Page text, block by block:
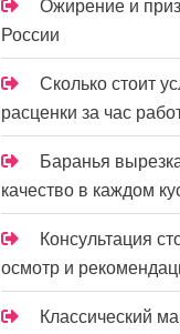
Ожирение и
России
Сколько стоит
расценки за час
Баранья
качество в каждом
Консультация
осмотр и
Классический